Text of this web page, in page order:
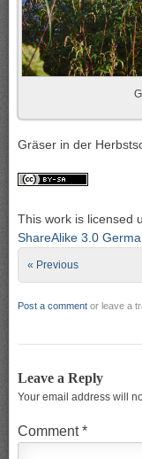
Gräser in der
This work is licensed
ShareAlike 3.0
« Previous
Post a comment or leave a
Leave a Reply
Your email address will
Comment*